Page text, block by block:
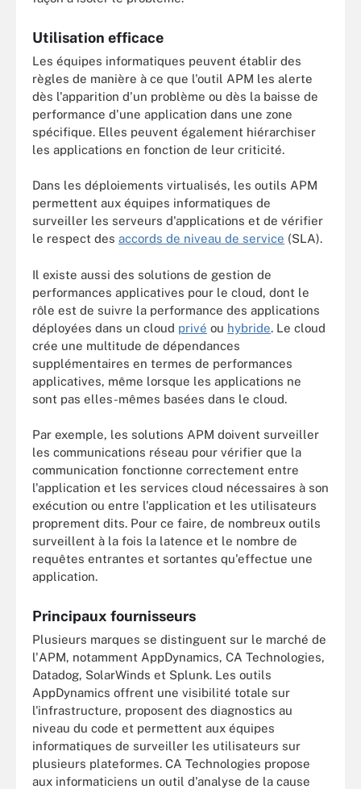
Utilisation efficace
Les équipes informatiques peuvent établir des
règles de manière à ce que l'outil APM les alerte
dès l'apparition d'un problème ou dès la baisse de
performance d'une application dans une zone
spécifique. Elles peuvent également hiérarchiser
les applications en fonction de leur criticité.
Dans les déploiements virtualisés, les outils APM
permettent aux équipes informatiques de
surveiller les serveurs d'applications et de vérifier
le respect des accords de niveau de service (SLA).
Il existe aussi des solutions de gestion de
performances applicatives pour le cloud, dont le
rôle est de suivre la performance des applications
déployées dans un cloud privé ou hybride. Le cloud
crée une multitude de dépendances
supplémentaires en termes de performances
applicatives, même lorsque les applications ne
sont pas elles-mêmes basées dans le cloud.
Par exemple, les solutions APM doivent surveiller
les communications réseau pour vérifier que la
communication fonctionne correctement entre
l'application et les services cloud nécessaires à son
exécution ou entre l'application et les utilisateurs
proprement dits. Pour ce faire, de nombreux outils
surveillent à la fois la latence et le nombre de
requêtes entrantes et sortantes qu'effectue une
application.
Principaux fournisseurs
Plusieurs marques se distinguent sur le marché de
l'APM, notamment AppDynamics, CA Technologies,
Datadog, SolarWinds et Splunk. Les outils
AppDynamics offrent une visibilité totale sur
l'infrastructure, proposent des diagnostics au
niveau du code et permettent aux équipes
informatiques de surveiller les utilisateurs sur
plusieurs plateformes. CA Technologies propose
aux informaticiens un outil d'analyse de la cause